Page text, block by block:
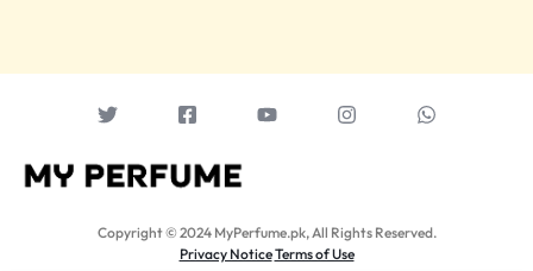
Copyright © 2024 MyPerfume.pk, All Rights Reserved.
Privacy NoticeTerms of Use